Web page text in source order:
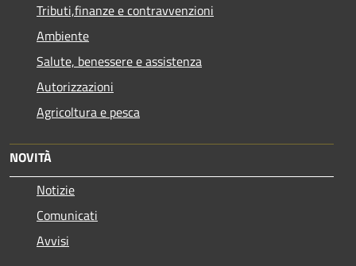
Tributi,finanze e contravvenzioni
Ambiente
Salute, benessere e assistenza
Autorizzazioni
Agricoltura e pesca
NOVITÀ
Notizie
Comunicati
Avvisi